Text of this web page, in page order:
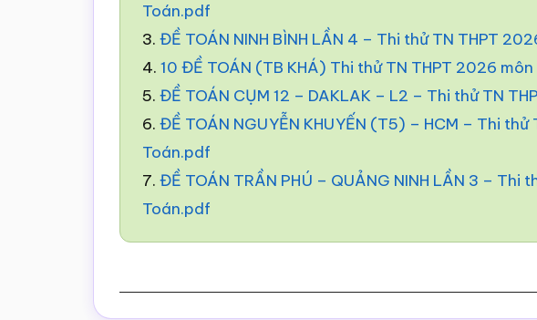
Toán.pdf
3. ĐỀ TOÁN NINH BÌNH LẦN 4 – Thi thử TN THPT
4. 10 ĐỀ TOÁN (TB KHÁ) Thi thử TN THPT 2026
5. ĐỀ TOÁN CỤM 12 – DAKLAK – L2 – Thi thử TN
6. ĐỀ TOÁN NGUYỄN KHUYẾN (T5) – HCM – Thi
Toán.pdf
7. ĐỀ TOÁN TRẦN PHÚ – QUẢNG NINH LẦN 3 – Thi
Toán.pdf